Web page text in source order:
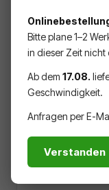
Bitte plane 1–2
in dieser Zeit
Ab dem 17.08.
Geschwindigkeit.
Anfragen per E-
Verstanden